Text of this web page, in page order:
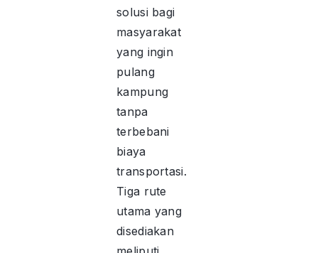
solusi bagi
masyarakat
yang ingin
pulang
kampung
tanpa
terbebani
biaya
transportasi.
Tiga rute
utama yang
disediakan